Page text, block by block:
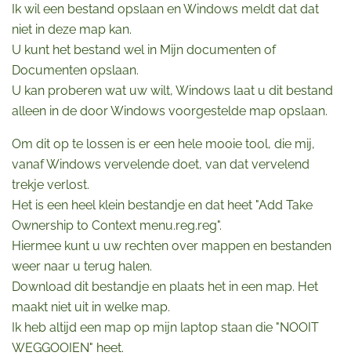
Ik wil een bestand opslaan en Windows meldt dat dat
niet in deze map kan.
U kunt het bestand wel in Mijn documenten of
Documenten opslaan.
U kan proberen wat uw wilt, Windows laat u dit bestand
alleen in de door Windows voorgestelde map opslaan.
Om dit op te lossen is er een hele mooie tool, die mij,
vanaf Windows vervelende doet, van dat vervelend
trekje verlost.
Het is een heel klein bestandje en dat heet "Add Take
Ownership to Context menu.reg.reg".
Hiermee kunt u uw rechten over mappen en bestanden
weer naar u terug halen.
Download dit bestandje en plaats het in een map. Het
maakt niet uit in welke map.
Ik heb altijd een map op mijn laptop staan die "NOOIT
WEGGOOIEN" heet.